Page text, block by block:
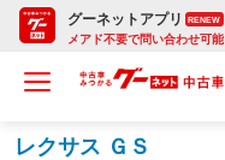
グーネットアプリ RENEW
メアド不要で問い合わせ可能
レクサス ＧＳ